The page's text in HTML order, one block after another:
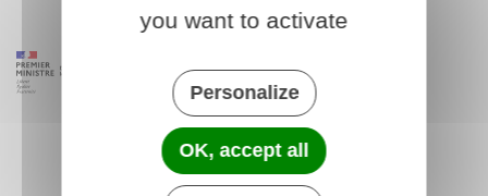
you want to activate
Personalize
OK, accept all